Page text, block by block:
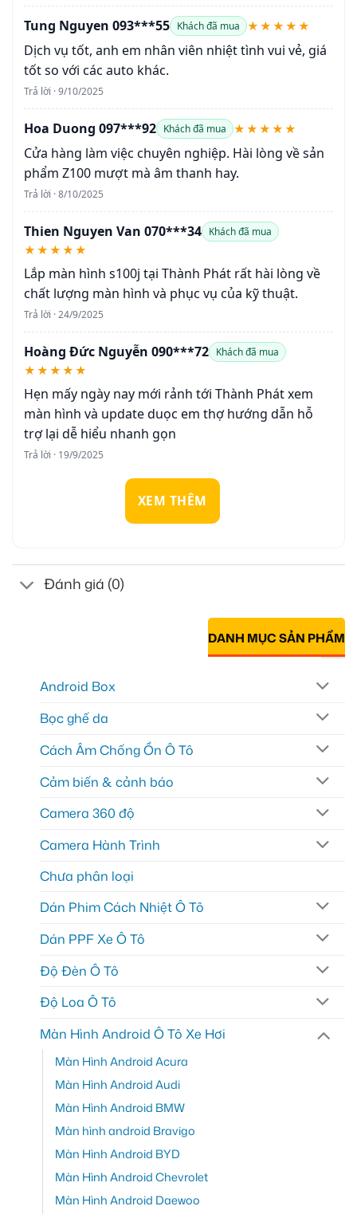
Tung Nguyen 093***55 Khách đã mua ★★★★★
Dịch vụ tốt, anh em nhân viên nhiệt tình vui vẻ, giá
tốt so với các auto khác.
Trả lời · 9/10/2025
Hoa Duong 097***92 Khách đã mua ★★★★★
Cửa hàng làm việc chuyên nghiệp. Hài lòng về sản
phẩm Z100 mượt mà âm thanh hay.
Trả lời · 8/10/2025
Thien Nguyen Van 070***34 Khách đã mua
★★★★★
Lắp màn hình s100j tại Thành Phát rất hài lòng về
chất lượng màn hình và phục vụ của kỹ thuật.
Trả lời · 24/9/2025
Hoàng Đức Nguyễn 090***72 Khách đã mua
★★★★★
Hẹn mấy ngày nay mới rảnh tới Thành Phát xem
màn hình và update duọc em thợ hướng dẫn hỗ
trợ lại dễ hiểu nhanh gọn
Trả lời · 19/9/2025
XEM THÊM
Đánh giá (0)
DANH MỤC SẢN PHẨM
Android Box
Bọc ghế da
Cách Âm Chống Ồn Ô Tô
Cảm biến & cảnh báo
Camera 360 độ
Camera Hành Trình
Chưa phân loại
Dán Phim Cách Nhiệt Ô Tô
Dán PPF Xe Ô Tô
Độ Đèn Ô Tô
Độ Loa Ô Tô
Màn Hình Android Ô Tô Xe Hơi
Màn Hình Android Acura
Màn Hình Android Audi
Màn Hình Android BMW
Màn hình android Bravigo
Màn Hình Android BYD
Màn Hình Android Chevrolet
Màn Hình Android Daewoo